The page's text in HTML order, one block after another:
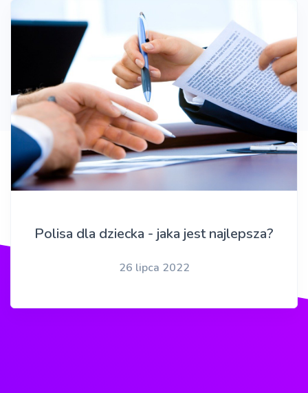
Polisa dla dziecka - jaka jest najlepsza?
26 lipca 2022